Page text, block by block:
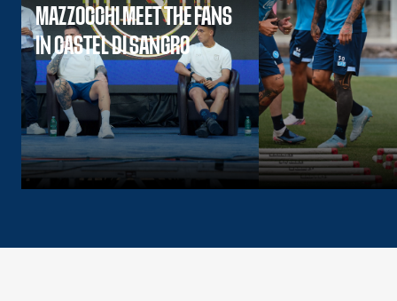
MAZZOCCHI MEET THE FANS
IN CASTEL DI SANGRO